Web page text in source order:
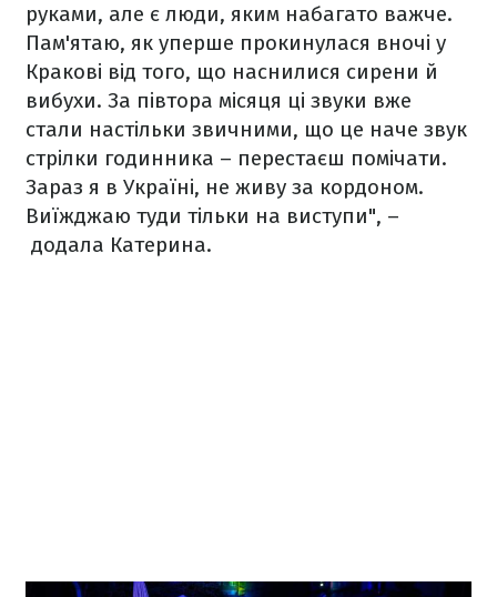
руками, але є люди, яким набагато важче.
Пам'ятаю, як уперше прокинулася вночі у
Кракові від того, що наснилися сирени й
вибухи. За півтора місяця ці звуки вже
стали настільки звичними, що це наче звук
стрілки годинника – перестаєш помічати.
Зараз я в Україні, не живу за кордоном.
Виїжджаю туди тільки на виступи", –
додала Катерина.